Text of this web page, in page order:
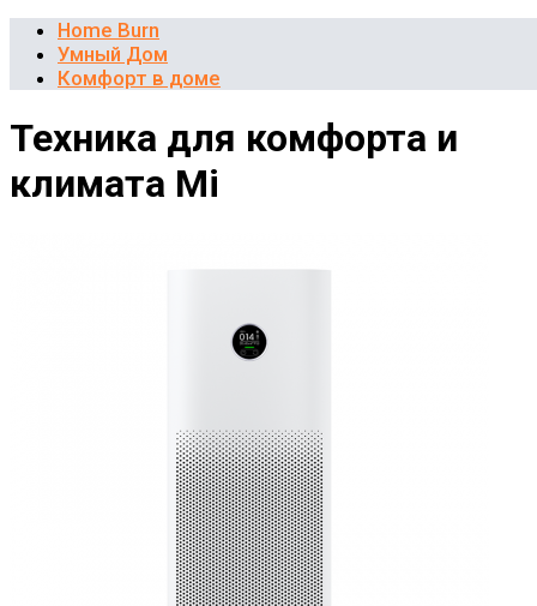
Home Burn
Умный Дом
Комфорт в доме
Техника для комфорта и
климата Mi